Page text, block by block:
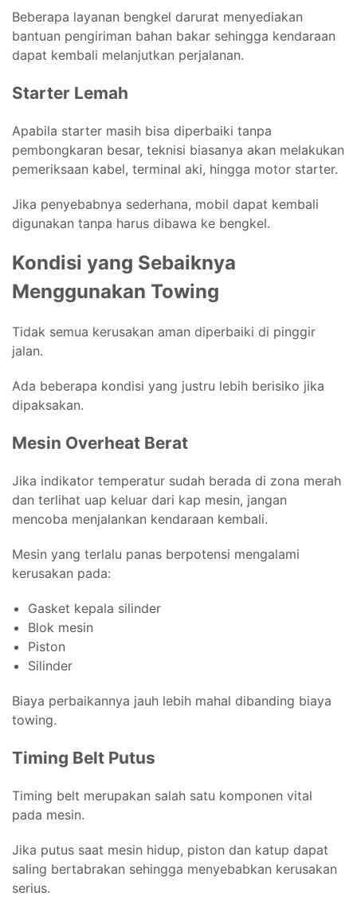
Beberapa layanan bengkel darurat menyediakan
bantuan pengiriman bahan bakar sehingga kendaraan
dapat kembali melanjutkan perjalanan.
Starter Lemah
Apabila starter masih bisa diperbaiki tanpa
pembongkaran besar, teknisi biasanya akan melakukan
pemeriksaan kabel, terminal aki, hingga motor starter.
Jika penyebabnya sederhana, mobil dapat kembali
digunakan tanpa harus dibawa ke bengkel.
Kondisi yang Sebaiknya
Menggunakan Towing
Tidak semua kerusakan aman diperbaiki di pinggir
jalan.
Ada beberapa kondisi yang justru lebih berisiko jika
dipaksakan.
Mesin Overheat Berat
Jika indikator temperatur sudah berada di zona merah
dan terlihat uap keluar dari kap mesin, jangan
mencoba menjalankan kendaraan kembali.
Mesin yang terlalu panas berpotensi mengalami
kerusakan pada:
Gasket kepala silinder
Blok mesin
Piston
Silinder
Biaya perbaikannya jauh lebih mahal dibanding biaya
towing.
Timing Belt Putus
Timing belt merupakan salah satu komponen vital
pada mesin.
Jika putus saat mesin hidup, piston dan katup dapat
saling bertabrakan sehingga menyebabkan kerusakan
serius.